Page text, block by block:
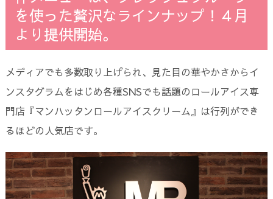
を使った贅沢なラインナップ！４月
より提供開始。
メディアでも多数取り上げられ、見た目の華やかさからイ
ンスタグラムをはじめ各種SNSでも話題のロールアイス専
門店『マンハッタンロールアイスクリーム』は行列ができ
るほどの人気店です。